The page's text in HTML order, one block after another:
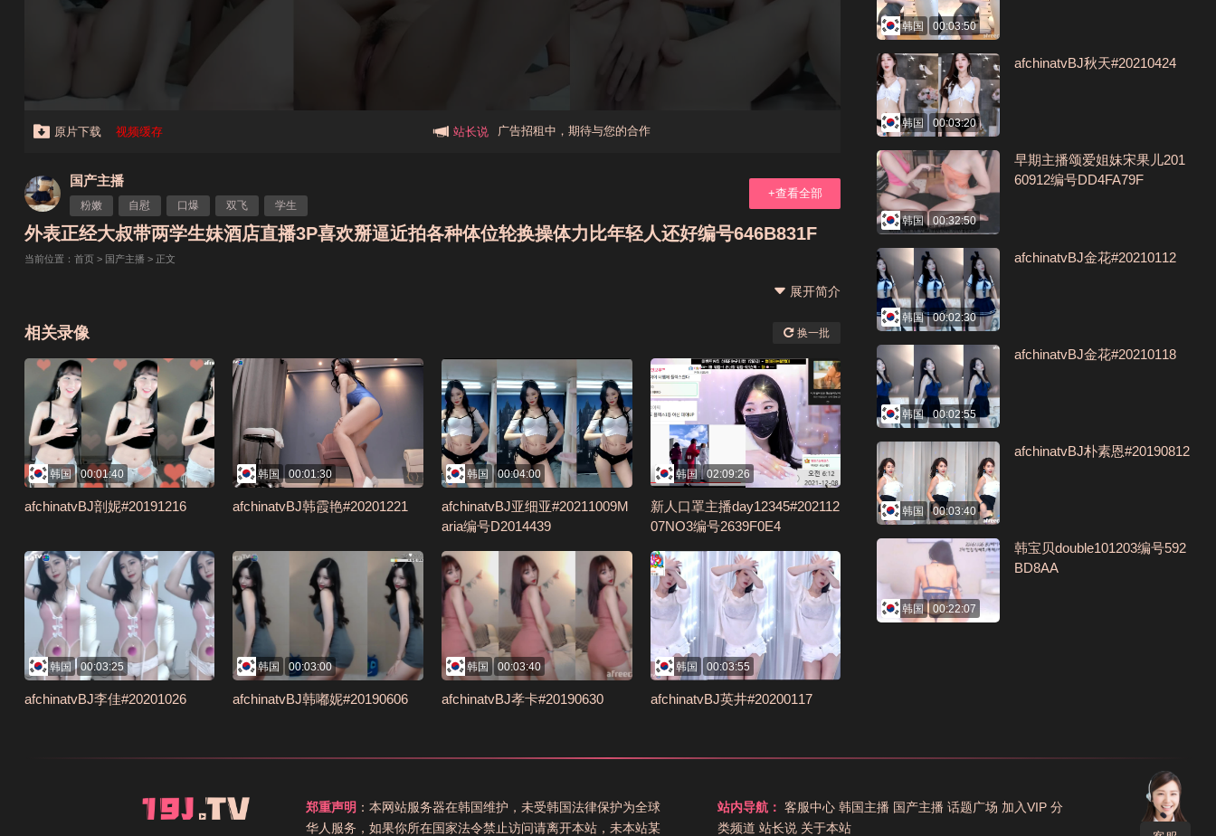
原片下载 视频缓存 站长说 广告招租中，期待与您的合作
国产主播
粉嫩 自慰 口爆 双飞 学生
+查看全部
外表正经大叔带两学生妹酒店直播3P喜欢掰逼近拍各种体位轮换操体力比年轻人还好编号646B831F
当前位置： 首页 > 国产主播 > 正文
展开简介
相关录像 换一批
韩国 00:01:40
afchinatvBJ剖妮#20191216
韩国 00:01:30
afchinatvBJ韩霞艳#20201221
韩国 00:04:00
afchinatvBJ亚细亚#20211009M
aria编号D2014439
韩国 02:09:26
新人口罩主播day12345#202112
07NO3编号2639F0E4
韩国 00:03:25
afchinatvBJ李佳#20201026
韩国 00:03:00
afchinatvBJ韩嘟妮#20190606
韩国 00:03:40
afchinatvBJ孝卡#20190630
韩国 00:03:55
afchinatvBJ英井#20200117
韩国 00:03:50
韩国 00:03:20
afchinatvBJ秋天#20210424
韩国 00:32:50
早期主播颂爱姐妹宋果儿201
60912编号DD4FA79F
韩国 00:02:30
afchinatvBJ金花#20210112
韩国 00:02:55
afchinatvBJ金花#20210118
韩国 00:03:40
afchinatvBJ朴素恩#20190812
韩国 00:22:07
韩宝贝double101203编号592
BD8AA
郑重声明 ：本网站服务器在韩国维护，未受韩国法律保护为全球
华人服务，如果你所在国家法令禁止访问请离开本站，未本站某
站内导航： 客服中心 韩国主播 国产主播 话题广场 加入VIP 分
类频道 站长说 关于本站